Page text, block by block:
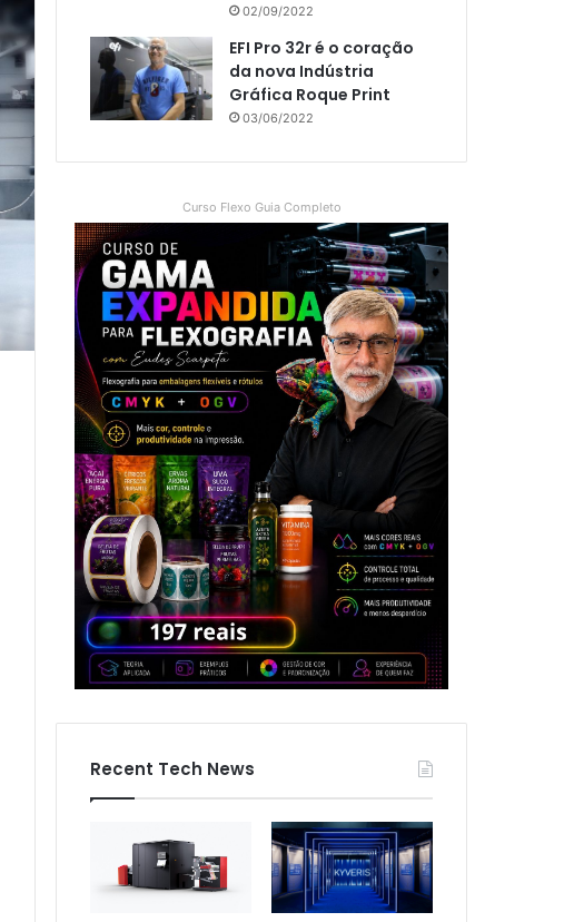
02/09/2022
EFI Pro 32r é o coração
da nova Indústria
Gráfica Roque Print
03/06/2022
Curso Flexo Guia Completo
Recent Tech News